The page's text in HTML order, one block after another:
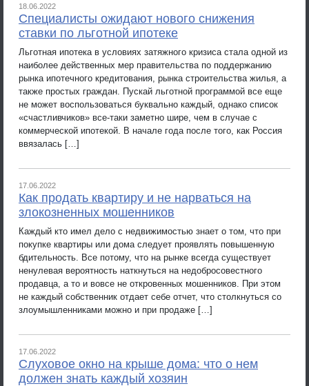
18.06.2022
Специалисты ожидают нового снижения
ставки по льготной ипотеке
Льготная ипотека в условиях затяжного кризиса стала одной из
наиболее действенных мер правительства по поддержанию
рынка ипотечного кредитования, рынка строительства жилья, а
также простых граждан. Пускай льготной программой все еще
не может воспользоваться буквально каждый, однако список
«счастливчиков» все-таки заметно шире, чем в случае с
коммерческой ипотекой. В начале года после того, как Россия
ввязалась […]
17.06.2022
Как продать квартиру и не нарваться на
злокозненных мошенников
Каждый кто имел дело с недвижимостью знает о том, что при
покупке квартиры или дома следует проявлять повышенную
бдительность. Все потому, что на рынке всегда существует
ненулевая вероятность наткнуться на недобросовестного
продавца, а то и вовсе не откровенных мошенников. При этом
не каждый собственник отдает себе отчет, что столкнуться со
злоумышленниками можно и при продаже […]
17.06.2022
Слуховое окно на крыше дома: что о нем
должен знать каждый хозяин